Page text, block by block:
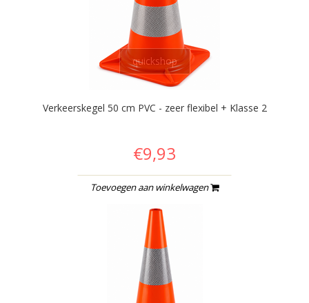
quickshop
Verkeerskegel 50 cm PVC - zeer flexibel + Klasse 2
€9,93
Toevoegen aan winkelwagen